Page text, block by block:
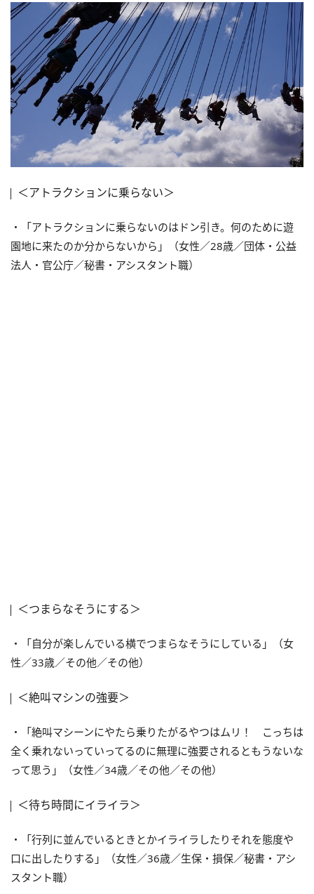
＜アトラクションに乗らない＞
・「アトラクションに乗らないのはドン引き。何のために遊
園地に来たのか分からないから」（女性／28歳／団体・公益
法人・官公庁／秘書・アシスタント職）
＜つまらなそうにする＞
・「自分が楽しんでいる横でつまらなそうにしている」（女
性／33歳／その他／その他）
＜絶叫マシンの強要＞
・「絶叫マシーンにやたら乗りたがるやつはムリ！ こっちは
全く乗れないっていってるのに無理に強要されるともうないな
って思う」（女性／34歳／その他／その他）
＜待ち時間にイライラ＞
・「行列に並んでいるときとかイライラしたりそれを態度や
口に出したりする」（女性／36歳／生保・損保／秘書・アシ
スタント職）